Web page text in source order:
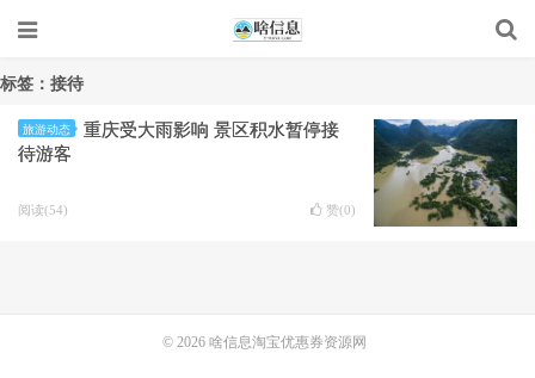
标签：接待
旅游动态
重庆受大雨影响 景区积水暂停接
待游客
阅读(54) 赞(0)
© 2026 啥信息淘宝优惠券资源网